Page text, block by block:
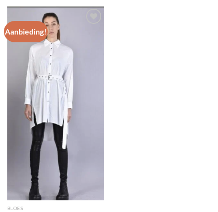
Aanbieding!
BLOES